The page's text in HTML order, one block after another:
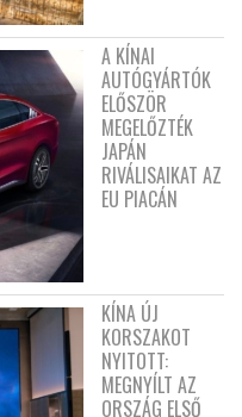
A KÍNAI
AUTÓGYÁRTÓK
ELŐSZÖR
MEGELŐZTÉK
JAPÁN
RIVÁLISAIKAT AZ
EU PIACÁN
KÍNA ÚJ
KORSZAKOT
NYITOTT:
MEGNYÍLT AZ
ORSZÁG ELSŐ